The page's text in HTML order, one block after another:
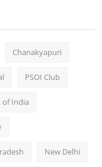
Chanakyapuri
PSOI Club
of India
New Delhi